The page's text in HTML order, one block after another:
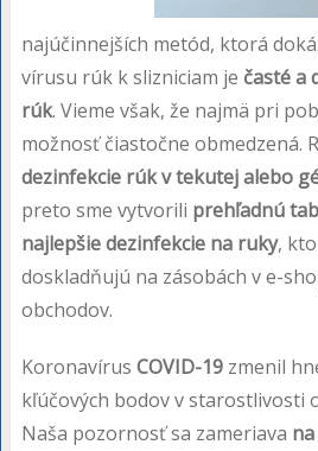
najúčinnejších metód, ktorá
vírusu rúk k slizniciam je časté a
rúk. Vieme však, že najmä pri
možnosť čiastočne obmedzená.
dezinfekcie rúk v tekutej alebo
preto sme vytvorili prehľadnú
najlepšie dezinfekcie na ruky,
doskladňujú na zásobách v e-
obchodov.
Koronavírus COVID-19zmenil
kľúčových bodov v starostlivosti
Naša pozornosť sa zameriava